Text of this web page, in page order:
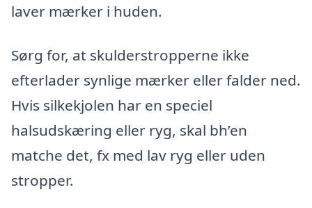
laver mærker i huden.
Sørg for, at skulderstropperne ikke
efterlader synlige mærker eller falder ned.
Hvis silkekjolen har en speciel
halsudskæring eller ryg, skal bh’en
matche det, fx med lav ryg eller uden
stropper.